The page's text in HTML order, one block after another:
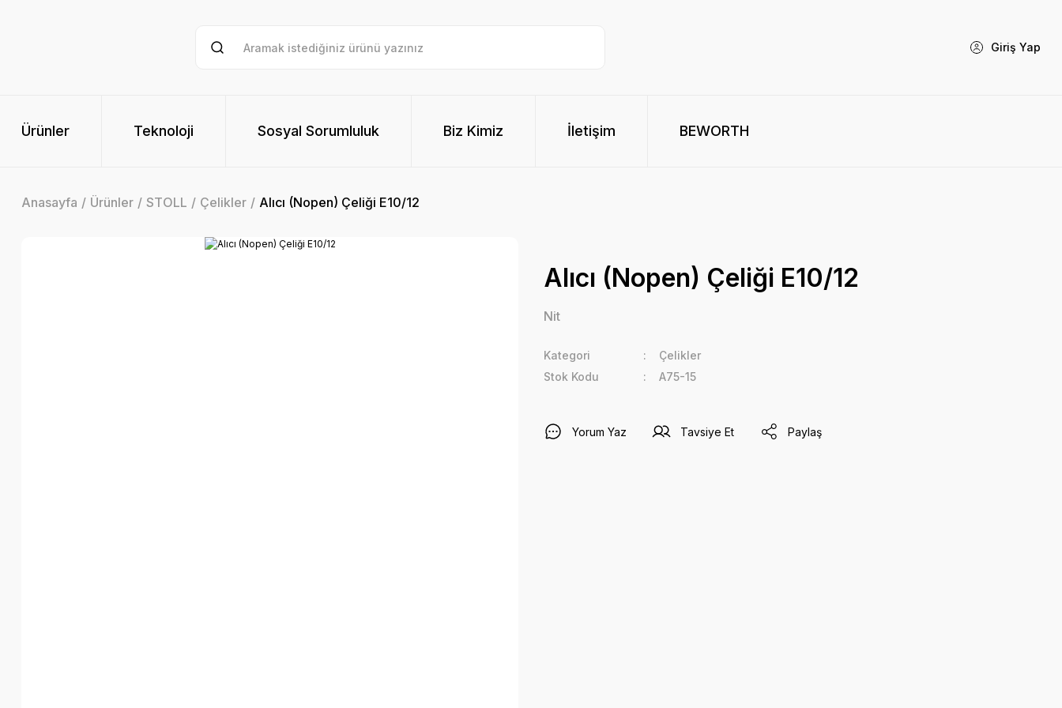
Giriş Yap
Ürünler Teknoloji Sosyal Sorumluluk Biz Kimiz İletişim BEWORTH
Anasayfa Ürünler STOLL Çelikler Alıcı (Nopen) Çeliği E10/12
Alıcı (Nopen) Çeliği E10/12
Nit
Kategori
Çelikler
Stok Kodu
A75-15
Yorum Yaz Tavsiye Et Paylaş